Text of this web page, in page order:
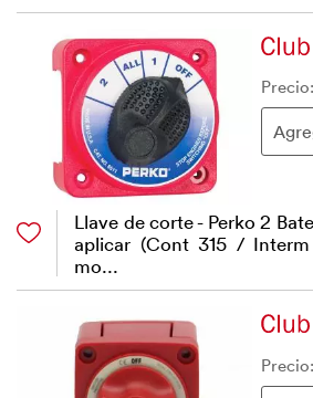
Precio:
Llave de corte - Perko 2
aplicar (Cont 315 /
mo...
Precio: